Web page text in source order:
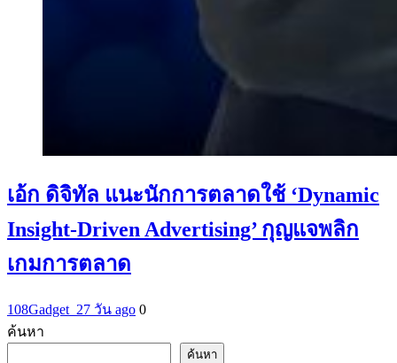
เอ้ก ดิจิทัล แนะนักการตลาดใช้ ‘Dynamic
Insight-Driven Advertising’ กุญแจพลิก
เกมการตลาด
108Gadget_27 วัน ago 0
ค้นหา
ค้นหา